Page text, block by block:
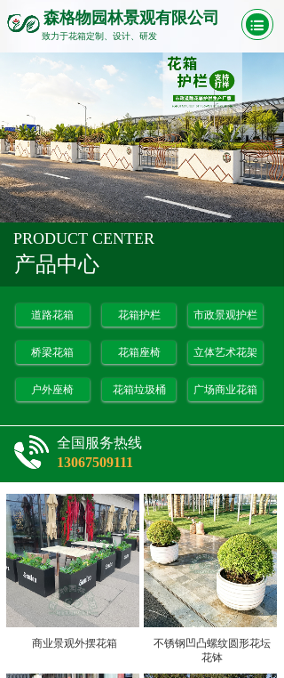
森格物园林景观有限公司
致力于花箱定制、设计、研发
道路花箱 花箱护栏 市政景观护栏
桥梁花箱 花箱座椅 立体艺术花架
户外座椅 花箱垃圾桶 广场商业花箱
产品中心
PRODUCT CENTER
全国服务热线
13067509111
商业景观外摆花箱
不锈钢凹凸螺纹圆形花坛
花钵